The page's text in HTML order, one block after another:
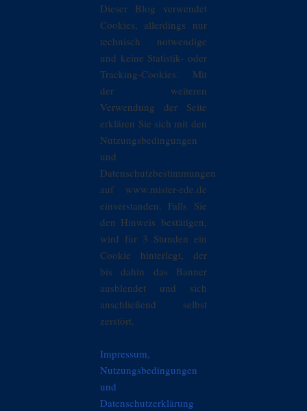
Dieser Blog verwendet
Cookies, allerdings nur
technisch notwendige
und keine Statistik- oder
Tracking-Cookies. Mit
der weiteren
Verwendung der Seite
erklären Sie sich mit den
Nutzungsbedingungen
und
Datenschutzbestimmungen
auf www.mister-ede.de
einverstanden. Falls Sie
den Hinweis bestätigen,
wird für 3 Stunden ein
Cookie hinterlegt, der
bis dahin das Banner
ausblendet und sich
anschließend selbst
zerstört.
Impressum,
Nutzungsbedingungen
und
Datenschutzerklärung